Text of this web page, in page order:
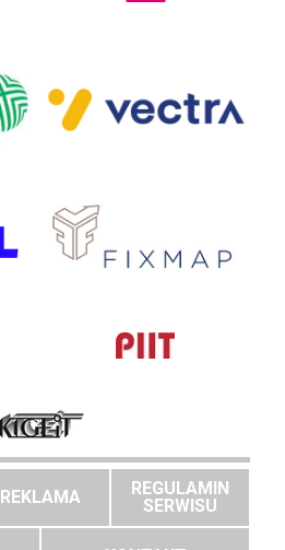
REKLAMA
REGULAMIN
SERWISU